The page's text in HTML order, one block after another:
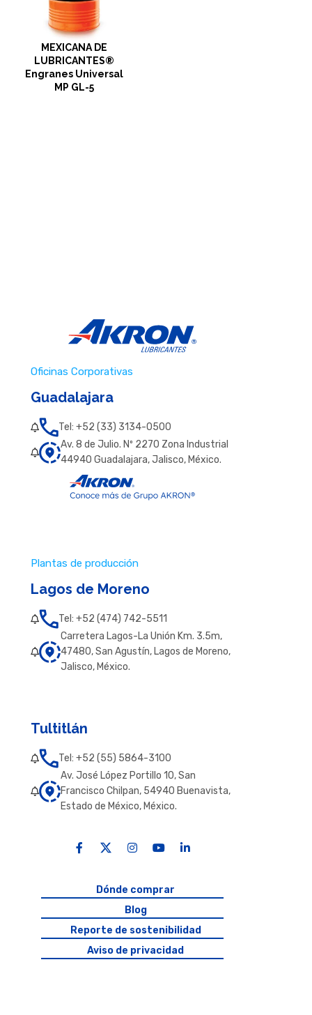
MEXICANA DE
LUBRICANTES®
Engranes Universal
MP GL-5
Oficinas Corporativas
Guadalajara
Tel: +52 (33) 3134-0500
Av. 8 de Julio. Nº 2270 Zona Industrial
44940 Guadalajara, Jalisco, México.
Plantas de producción
Lagos de Moreno
Tel: +52 (474) 742-5511
Carretera Lagos-La Unión Km. 3.5m,
47480, San Agustín, Lagos de Moreno,
Jalisco, México.
Tultitlán
Tel: +52 (55) 5864-3100
Av. José López Portillo 10, San
Francisco Chilpan, 54940 Buenavista,
Estado de México, México.
Dónde comprar
Blog
Reporte de sostenibilidad
Aviso de privacidad